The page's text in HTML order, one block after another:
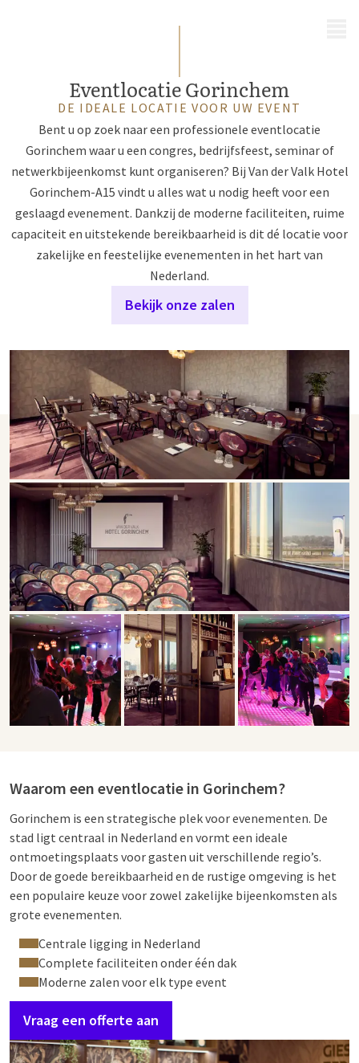
Eventlocatie Gorinchem
DE IDEALE LOCATIE VOOR UW EVENT
Bent u op zoek naar een professionele eventlocatie
Gorinchem waar u een congres, bedrijfsfeest, seminar of
netwerkbijeenkomst kunt organiseren? Bij Van der Valk Hotel
Gorinchem-A15 vindt u alles wat u nodig heeft voor een
geslaagd evenement. Dankzij de moderne faciliteiten, ruime
capaciteit en uitstekende bereikbaarheid is dit dé locatie voor
zakelijke en feestelijke evenementen in het hart van
Nederland.
Bekijk onze zalen
Waarom een eventlocatie in Gorinchem?
Gorinchem is een strategische plek voor evenementen. De
stad ligt centraal in Nederland en vormt een ideale
ontmoetingsplaats voor gasten uit verschillende regio’s.
Door de goede bereikbaarheid en de rustige omgeving is het
een populaire keuze voor zowel zakelijke bijeenkomsten als
grote evenementen.
Centrale ligging in Nederland
Complete faciliteiten onder één dak
Moderne zalen voor elk type event
Vraag een offerte aan